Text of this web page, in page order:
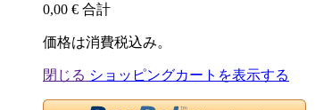
0,00 € 合計
価格は消費税込み。
閉じる ショッピングカートを表示する